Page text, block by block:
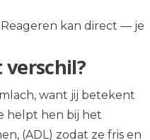
Reageren kan direct — je
verschil?
want jij betekent
helpt hen bij het
(ADL) zodat ze fris en